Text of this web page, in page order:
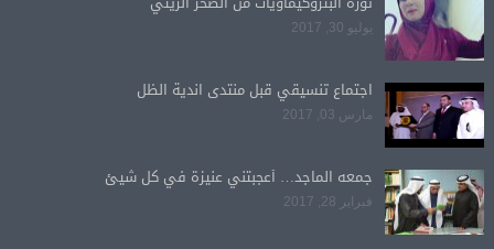
يوليو 30, 2017
اجتماع تنسيقي قبل منتدى اندية الظل
مارس 03, 2017
جمعه الماجد… أعجبتني عنيزة في كل شيئ
فبراير 28, 2017